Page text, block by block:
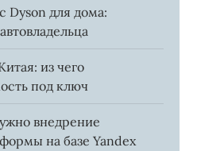
Dyson для дома:
из чего
под ключ
внедрение
на базе Yandex